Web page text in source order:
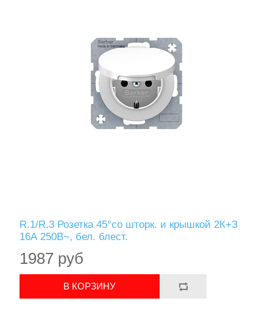
R.1/R.3 Розетка 45°со шторк. и крышкой 2К+З
16А 250В~, бел. блест.
1987 руб